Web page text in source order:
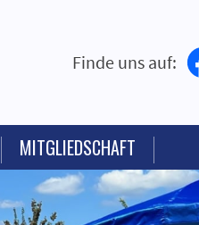
Finde uns auf:
MITGLIEDSCHAFT